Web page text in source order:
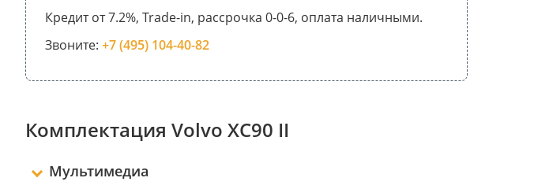
Кредит от 7.2%, Trade-in, рассрочка 0-0-6, оплата наличными.
Звоните: +7 (495) 104-40-82
Комплектация Volvo XC90 II
Мультимедиа